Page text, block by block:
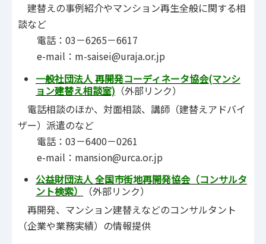
建替えの事例紹介やマンション再生全般に関する相
談など
電話：03－6265－6617
e-mail：m-saisei@uraja.or.jp
一般社団法人 再開発コーディネータ協会(マンシ
ョン建替え相談室) （外部リンク）
電話相談のほか、対面相談、講師（建替えアドバイ
ザー）派遣のなど
電話：03－6400－0261
e-mail：mansion@urca.or.jp
公益財団法人 全国市街地再開発協会（コンサルタ
ント検索）
（外部リンク）
再開発、マンション建替えなどのコンサルタント
（企業や業務実績）の情報提供